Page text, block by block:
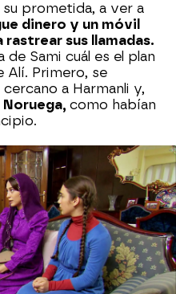
su prometida, a ver a
dinero y un móvil
rastrear sus llamadas.
de Sami cuál es el plan
Alí. Primero, se
a Harmanli y,
como habían
de los Kirman,
está removiendo cielo
y a su hija y
a su esposo con
ya sabe cuál es el
, así que se acerca
avisar a Azad y a la